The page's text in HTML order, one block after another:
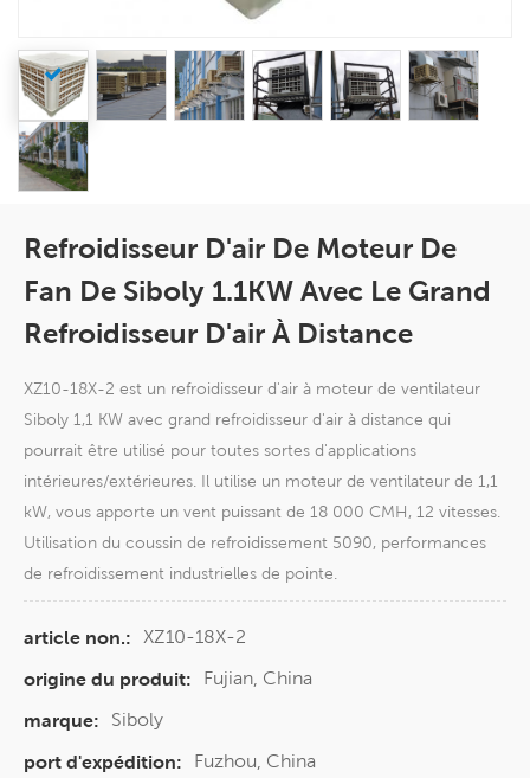
Refroidisseur D'air De Moteur De
Fan De Siboly 1.1KW Avec Le Grand
Refroidisseur D'air À Distance
XZ10-18X-2 est un refroidisseur d'air à moteur de ventilateur
Siboly 1,1 KW avec grand refroidisseur d'air à distance qui
pourrait être utilisé pour toutes sortes d'applications
intérieures/extérieures. Il utilise un moteur de ventilateur de 1,1
kW, vous apporte un vent puissant de 18 000 CMH, 12 vitesses.
Utilisation du coussin de refroidissement 5090, performances
de refroidissement industrielles de pointe.
article non.: XZ10-18X-2
origine du produit:
Fujian, China
marque:
Siboly
port d'expédition:
Fuzhou, China